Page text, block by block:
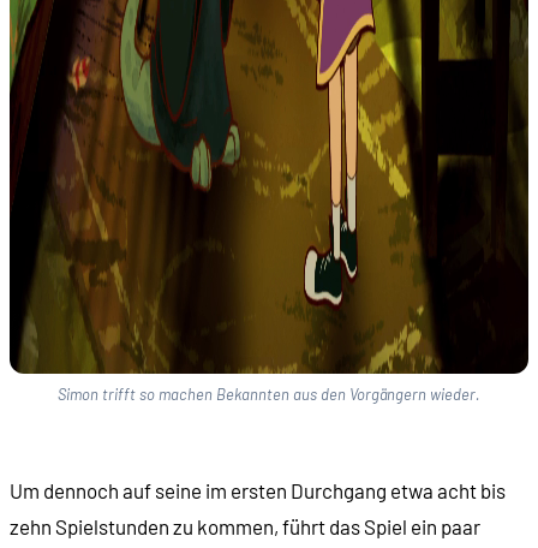
Simon trifft so machen Bekannten aus den Vorgängern wieder.
Um dennoch auf seine im ersten Durchgang etwa acht bis
zehn Spielstunden zu kommen, führt das Spiel ein paar